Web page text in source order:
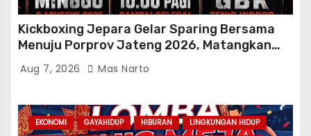
Kickboxing Jepara Gelar Sparing Bersama
Menuju Porprov Jateng 2026, Matangkan
Fisik dan Teknik Atlet
Aug 7, 2026 Mas Narto
EKONOMI GAYAHIDUP HIBURAN
LINGKUNGAN HIDUP